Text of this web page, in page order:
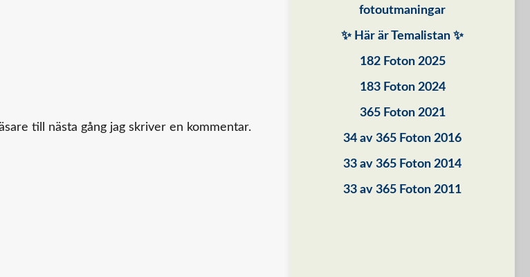
till nästa gång jag skriver en kommentar.
✨ Här är Temalistan ✨
182 Foton 2025
183 Foton 2024
365 Foton 2021
34 av 365 Foton 2016
33 av 365 Foton 2014
33 av 365 Foton 2011